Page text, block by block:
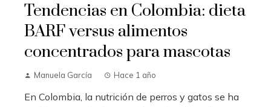
Tendencias en Colombia: dieta
BARF versus alimentos
concentrados para mascotas
Manuela García Hace 1 año
En Colombia, la nutrición de perros y gatos se ha